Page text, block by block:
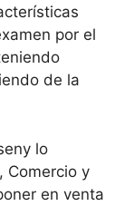
por el
de la
lo
Comercio y
en venta